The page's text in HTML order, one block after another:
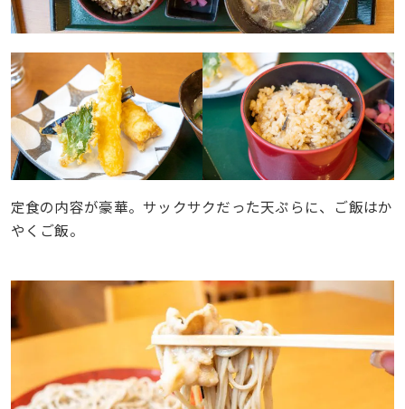
定食の内容が豪華。サックサクだった天ぷらに、ご飯はか
やくご飯。